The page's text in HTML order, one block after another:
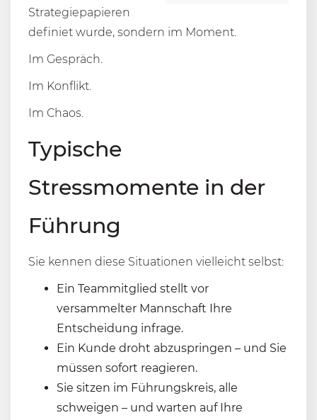
Strategiepapieren
definiet wurde, sondern im Moment.
Im Gespräch.
Im Konflikt.
Im Chaos.
Typische
Stressmomente in der
Führung
Sie kennen diese Situationen vielleicht selbst:
Ein Teammitglied stellt vor
versammelter Mannschaft Ihre
Entscheidung infrage.
Ein Kunde droht abzuspringen – und Sie
müssen sofort reagieren.
Sie sitzen im Führungskreis, alle
schweigen – und warten auf Ihre